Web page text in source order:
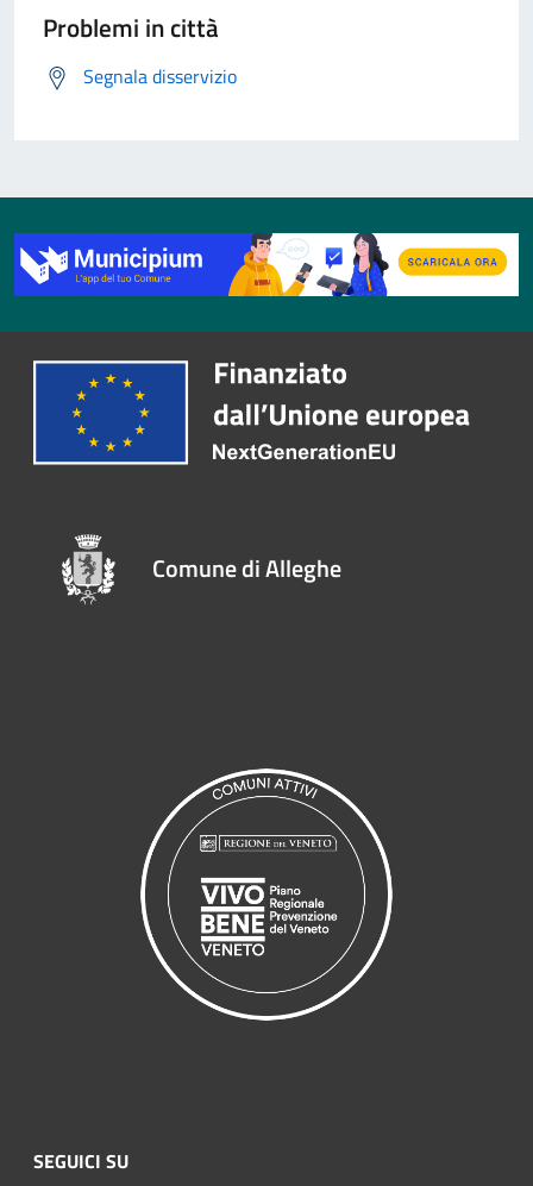
Problemi in città
Segnala disservizio
Comune di Alleghe
SEGUICI SU